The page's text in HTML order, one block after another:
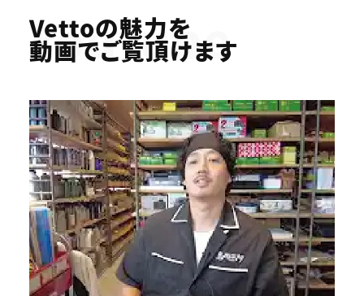
Youtube
Vettoの魅力を
動画でご覧頂けます